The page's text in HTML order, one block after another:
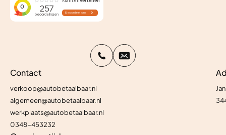
Contact
verkoop@autobetaalbaar.nl
algemeen@autobetaalbaar.nl
werkplaats@autobetaalbaar.nl
0348-453232